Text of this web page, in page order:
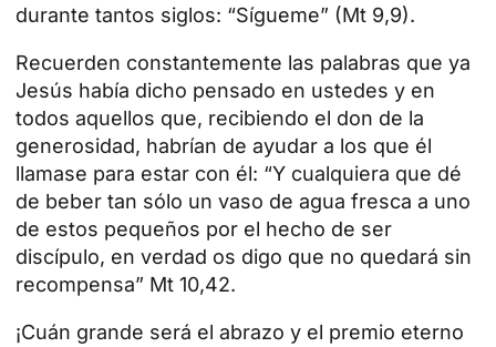
durante tantos siglos: “Sígueme” (Mt 9,9).
Recuerden constantemente las palabras que ya
Jesús había dicho pensado en ustedes y en
todos aquellos que, recibiendo el don de la
generosidad, habrían de ayudar a los que él
llamase para estar con él: “Y cualquiera que dé
de beber tan sólo un vaso de agua fresca a uno
de estos pequeños por el hecho de ser
discípulo, en verdad os digo que no quedará sin
recompensa” Mt 10,42.
¡Cuán grande será el abrazo y el premio eterno